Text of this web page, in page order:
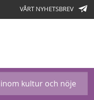
VÅRT NYHETSBREV